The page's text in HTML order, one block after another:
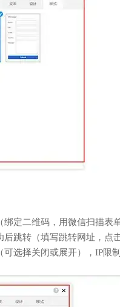
定二维码，用微信扫描表
跳转（填写跳转网址，点
选择关闭或展开），IP限